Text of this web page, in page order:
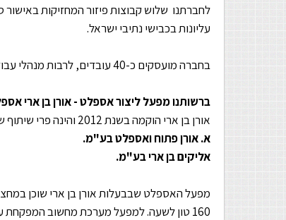
לחברתנו שלוש קבוצות פיזור המחזיקות באישור
עליונות בכבישי נתיבי ישראל.
בחברה מועסקים כ-40 עובדים, לרבות מנהלי עבודה מוסמכים .
ברשותנו מפעל ליצור אספלט - אורן בן ארי
אורן בן ארי הוקמה בשנת 2012 והינה פרי שיתוף של שתי חברות הפועלות מזה כארבעים שנה בתחום התשתיות, ההובלה והכבישים:
א. אורן פתוח ואספלט בע"מ.
אליקים בן ארי בע"מ.
160 טון לשעה. למפעל מערכת מחשוב